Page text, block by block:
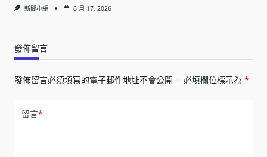
新聞小編 6 月 17, 2026
發佈留言
發佈留言必須填寫的電子郵件地址不會公開。 必填欄位標示為 *
留言*